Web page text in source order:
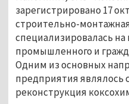
зарегистрировано 17
строительно-монтажная
специализировалась
промышленного и
Одним из основных
предприятия являлось
реконструкция